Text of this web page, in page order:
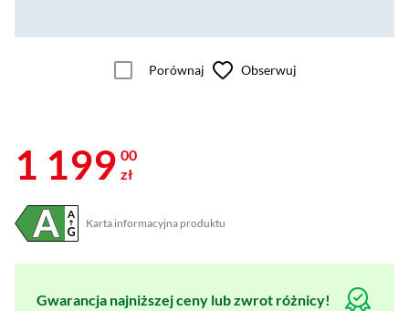
Porównaj Obserwuj
1 199 00
zł
Karta informacyjna produktu
Plik w formacie pdf
(otworzy się w nowym oknie)
Gwarancja najniższej ceny lub zwrot różnicy!